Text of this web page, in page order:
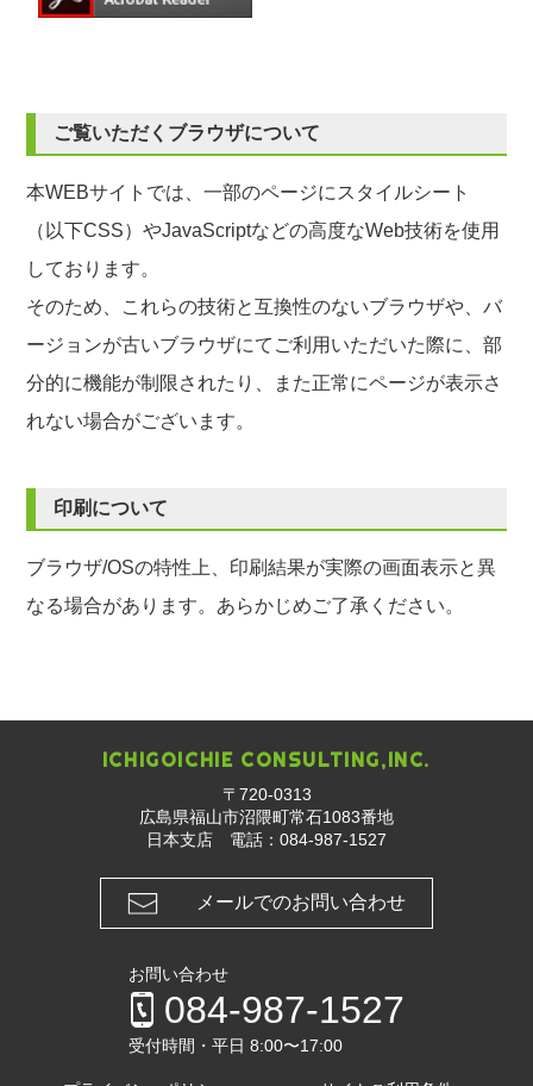
ご覧いただくブラウザについて
本WEBサイトでは、一部のページにスタイルシート
（以下CSS）やJavaScriptなどの高度なWeb技術を使用
しております。
そのため、これらの技術と互換性のないブラウザや、バ
ージョンが古いブラウザにてご利用いただいた際に、部
分的に機能が制限されたり、また正常にページが表示さ
れない場合がございます。
印刷について
ブラウザ/OSの特性上、印刷結果が実際の画面表示と異
なる場合があります。あらかじめご了承ください。
ICHIGOICHIE CONSULTING,INC.
〒720-0313
広島県福山市沼隈町常石1083番地
日本支店 電話： 084-987-1527
メールでのお問い合わせ
お問い合わせ
084-987-1527
受付時間・平日 8:00〜17:00